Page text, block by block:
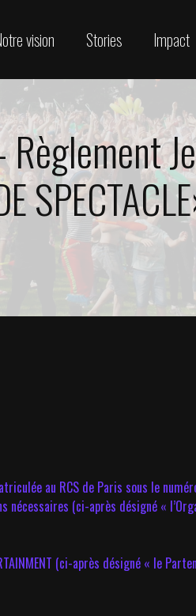
vision Stories Impact
Règlement
au RCS de Paris sous le
nécessaires (ci-après désigné «
(ci-après désigné « le